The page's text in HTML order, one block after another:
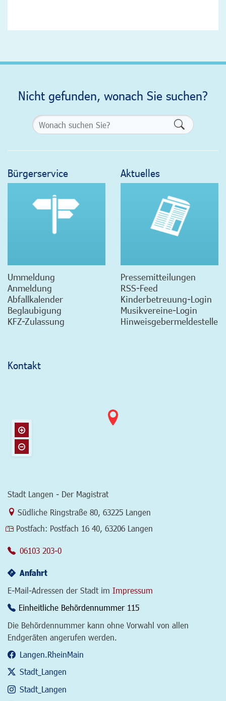
Nicht gefunden, wonach Sie suchen?
Bürgerservice
Ummeldung
Anmeldung
Abfallkalender
Beglaubigung
KFZ-Zulassung
Aktuelles
Pressemitteilungen
RSS-Feed
Kinderbetreuung-Login
Musikvereine-Login
Hinweisgebermeldestelle
Kontakt
Stadt Langen - Der Magistrat
Link zur Google-Maps Navigation
Südliche Ringstraße 80, 63225 Langen
Postfach: Postfach 16 40, 63206 Langen
06103 203-0
Anfahrt
E-Mail-Adressen der Stadt im Impressum
Einheitliche Behördennummer 115
Die Behördennummer kann ohne Vorwahl von allen
Endgeräten angerufen werden.
Langen.RheinMain
Stadt_Langen
Stadt_Langen